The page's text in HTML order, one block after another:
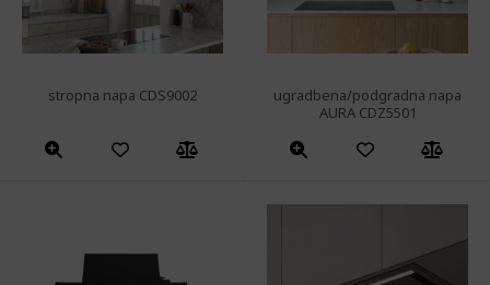
stropna napa CDS9002
ugradbena/podgradna napa
AURA CDZ5501